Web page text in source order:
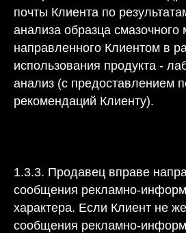
почты Клиента по
анализа образца смазочного
направленного Клиентом в
использования продукта -
анализ (с предоставлением
рекомендаций Клиенту).
1.3.3. Продавец вправе
сообщения рекламно-
характера. Если Клиент не
сообщения рекламно-